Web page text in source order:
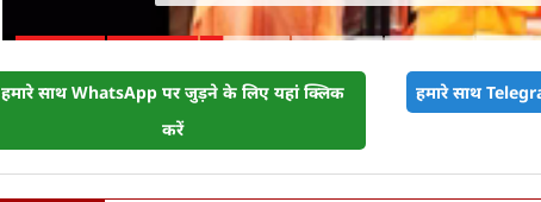
हमारे साथ WhatsApp पर जुड़ने के लिए यहां क्लिक
करें
हमारे साथ